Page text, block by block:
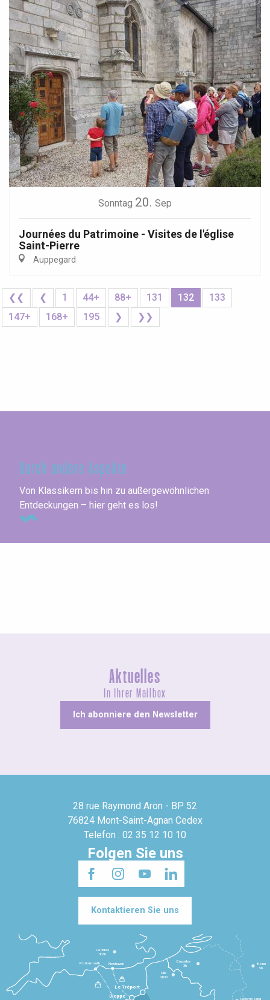
Sonntag 20. Sep
Journées du Patrimoine - Visites de l'église
Saint-Pierre
Auppegard
❮❮ ❮ 1 44+ 88+ 131 132
133
147+
168+ 195 ❯ ❯❯
Durch andere Aspekte
Von Klassikern bis hin zu außergewöhnlichen
Entdeckungen – hier geht es los!
Aktuelles
In Ihrer Mailbox
Ich abonniere den Newsletter
28 rue Raymond Aron - BP 52
76824 Mont-Saint-Agnan Cedex
Telefon : 02 35 12 10 10
Folgen Sie uns
Kontaktieren Sie uns
Dieppe
Le Tréport
Lille
2h30
Bruxelles
3h
Londres
3h30
Newhaven
Portsmouth
Bonn
5h
Luxembourg